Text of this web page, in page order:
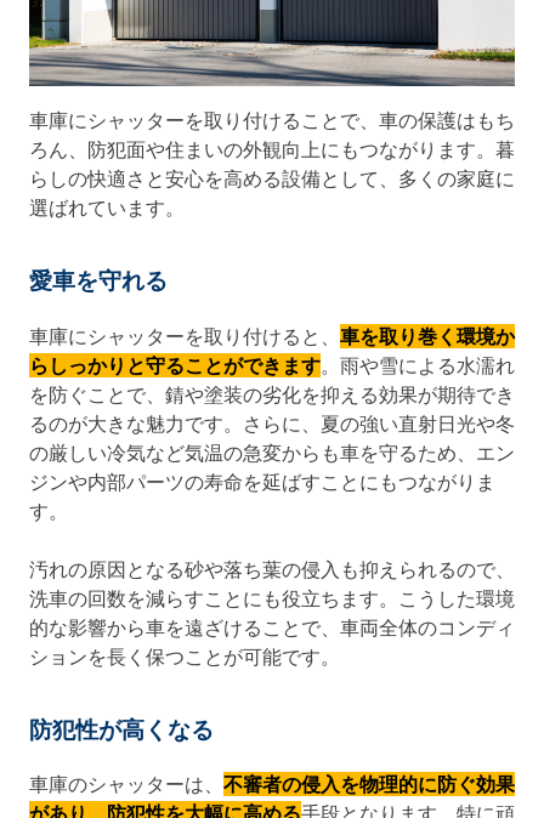
車庫にシャッターを取り付けることで、車の保護はもち
ろん、防犯面や住まいの外観向上にもつながります。暮
らしの快適さと安心を高める設備として、多くの家庭に
選ばれています。
愛車を守れる
車庫にシャッターを取り付けると、 車を取り巻く環境か
らしっかりと守ることができます。雨や雪による水濡れ
を防ぐことで、錆や塗装の劣化を抑える効果が期待でき
るのが大きな魅力です。さらに、夏の強い直射日光や冬
の厳しい冷気など気温の急変からも車を守るため、エン
ジンや内部パーツの寿命を延ばすことにもつながりま
す。
汚れの原因となる砂や落ち葉の侵入も抑えられるので、
洗車の回数を減らすことにも役立ちます。こうした環境
的な影響から車を遠ざけることで、車両全体のコンディ
ションを長く保つことが可能です。
防犯性が高くなる
車庫のシャッターは、 不審者の侵入を物理的に防ぐ効果